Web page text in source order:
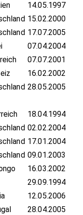
14.05.1997
15.02.2000
17.07.2005
07.04.2004
07.07.2001
16.02.2002
28.05.2005
18.04.1994
02.02.2004
17.01.2004
09.01.2003
16.03.2002
29.09.1994
12.05.2006
28.04.2005